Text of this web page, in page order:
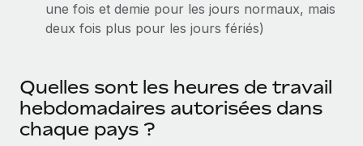
Remote Watchtower
Gardez un temps d’avance sur les risques en
Gestion des appareils
Achetez et suivez vos équipements informatiques
dans le monde entier
Comment Weaviate, l'as de l'IA, a développé
ses effectifs de 120 % avec Remote
En savoir plus
BLOG
Paie multipays
Gestion des freelances
Taxes
une fois et demie pour les jours normaux, mais
deux fois plus pour les jours fériés)
Quelles sont les heures de travail
hebdomadaires autorisées dans
chaque pays ?